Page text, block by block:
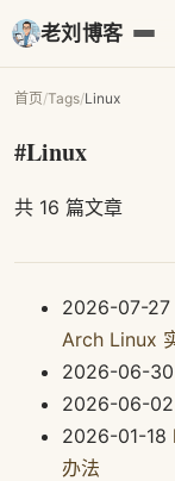
老刘博客
首页/Tags/Linux
#Linux
共 16 篇文章
2026-07-27
Arch Linux
2026-06-30
2026-06-02
2026-01-18
办法